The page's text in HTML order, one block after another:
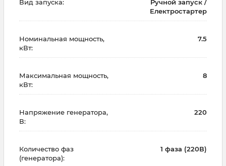
Вид запуска:
Ручной запуск /
Електростартер
Номинальная мощность,
кВт:
7.5
Максимальная мощность,
кВт:
8
Напряжение генератора,
В:
220
Количество фаз
(генератора):
1 фаза (220В)